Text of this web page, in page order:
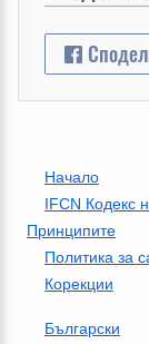
Начало
IFCN Кодекс
Принципите
Политика за
Корекции
Български